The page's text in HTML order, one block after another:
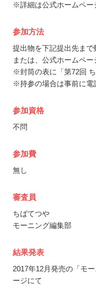
※詳細は公式ホームペー
参加方法
提出物を下記提出先ま
または、公式ホームペ
※封筒の表に「第72回
※持参の場合は事前に電
参加資格
不問
参加費
無し
審査員
ちばてつや
モーニング編集部
結果発表
2017年12月発売の「モ
ージにて